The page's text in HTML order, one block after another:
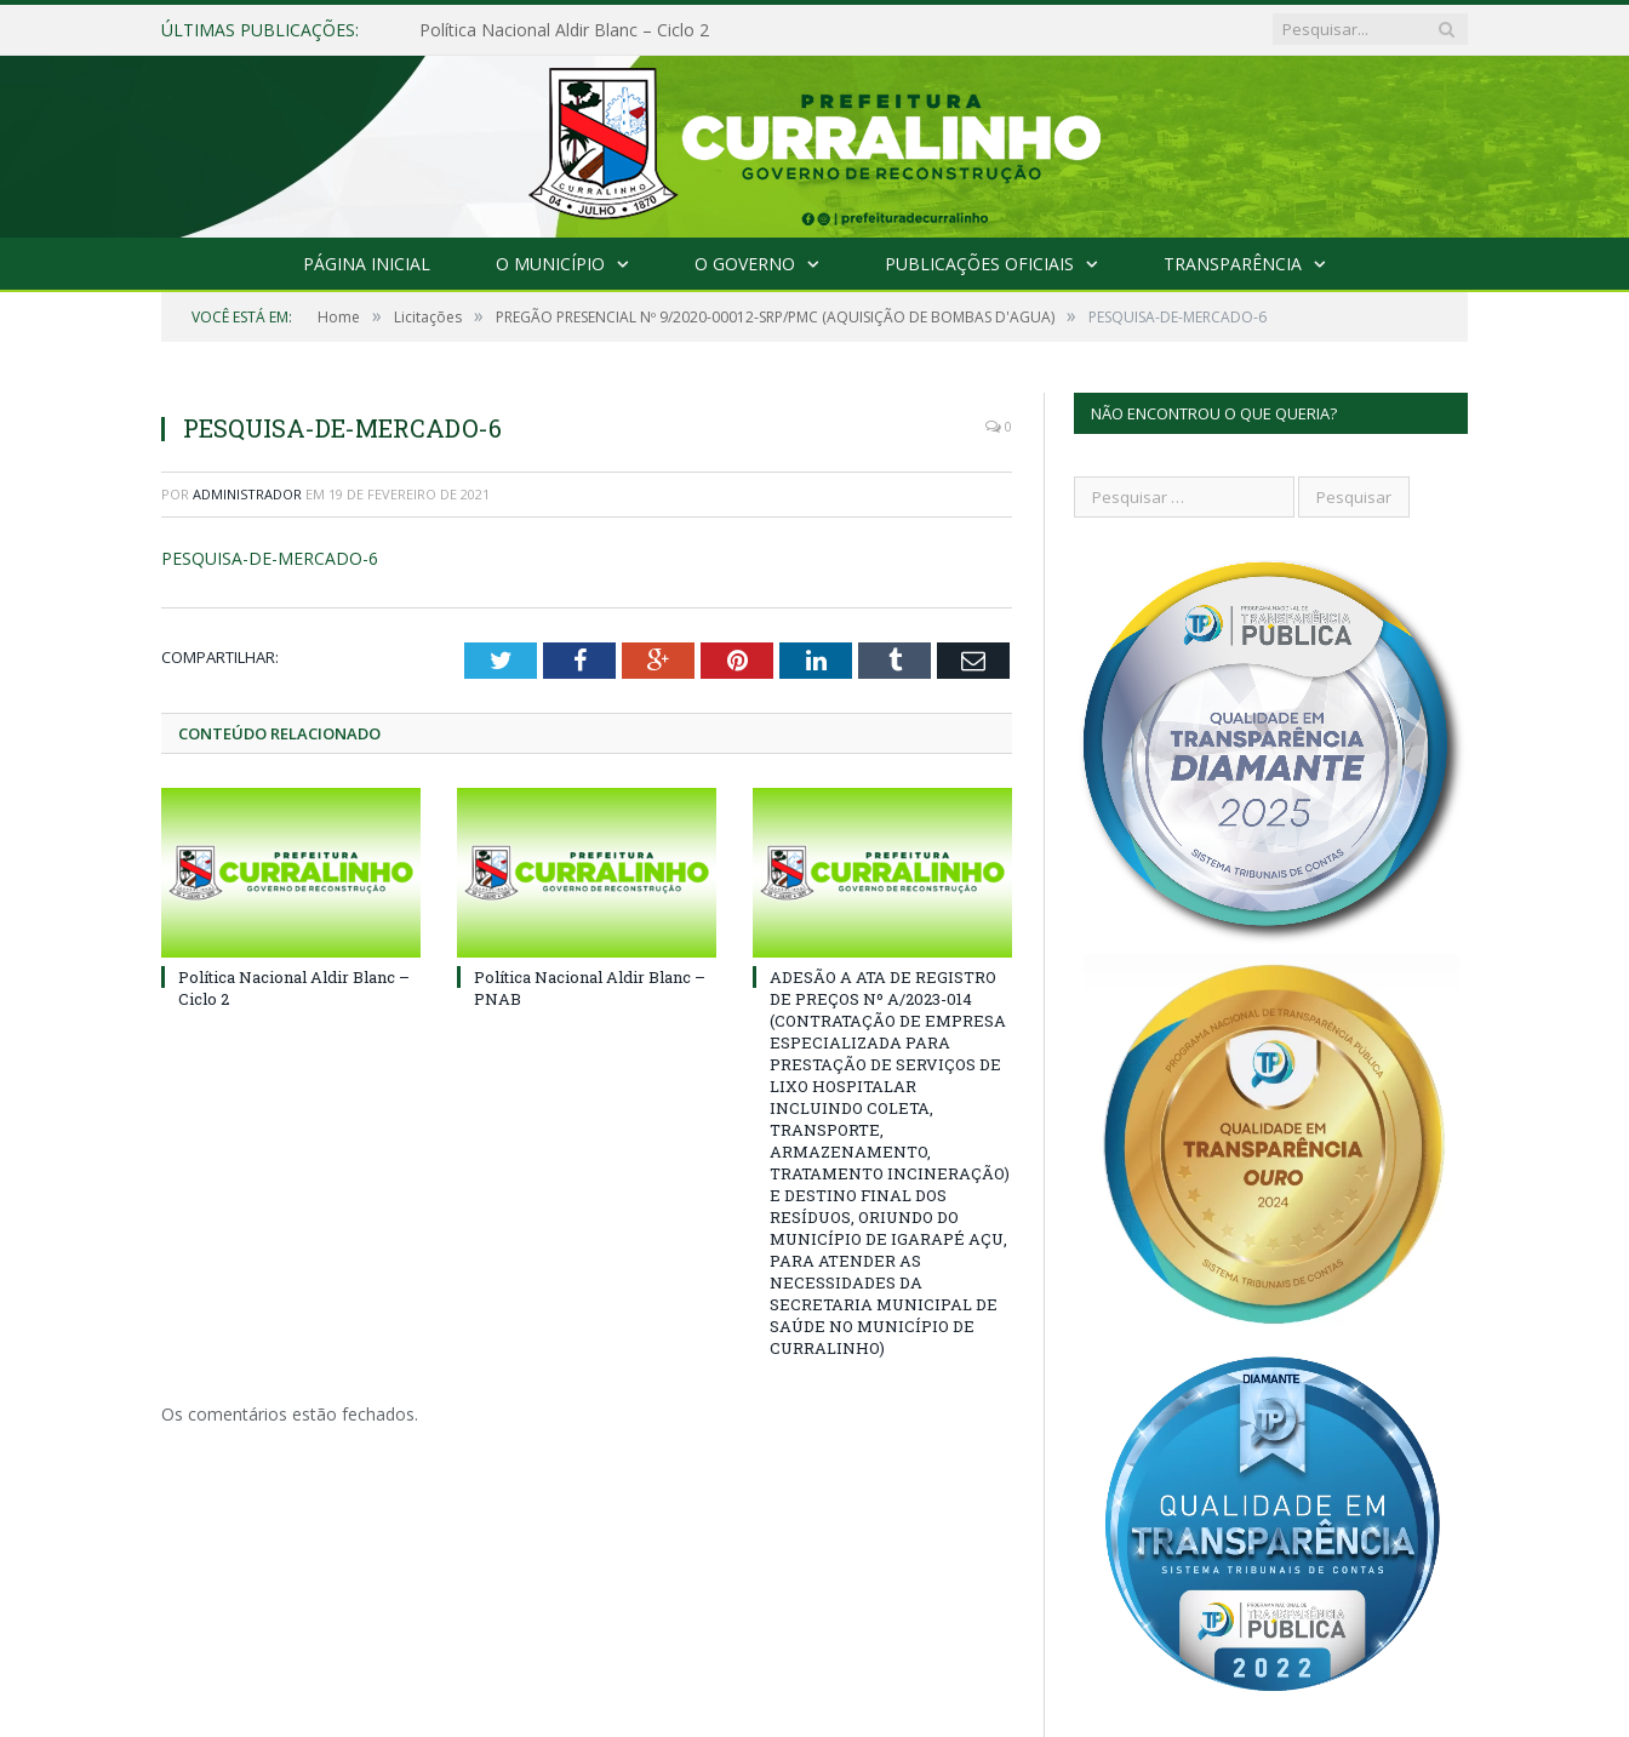
ÚLTIMAS PUBLICAÇÕES: Política Nacional Aldir Blanc – Ciclo 2
PÁGINA INICIAL O MUNICÍPIO O GOVERNO PUBLICAÇÕES OFICIAIS TRANSPARÊNCIA
VOCÊ ESTÁ EM: Home » Licitações » PREGÃO PRESENCIAL Nº 9/2020-00012-SRP/PMC (AQUISIÇÃO DE BOMBAS D'AGUA) » PESQUISA-DE-MERCADO-6
PESQUISA-DE-MERCADO-6 0
POR ADMINISTRADOR EM 19 DE FEVEREIRO DE 2021
PESQUISA-DE-MERCADO-6
COMPARTILHAR: TwitterFacebookGoogle+PinterestLinkedInTumblr Email
CONTEÚDO RELACIONADO
Política Nacional Aldir Blanc –
Ciclo 2
Política Nacional Aldir Blanc –
PNAB
ADESÃO A ATA DE REGISTRO
DE PREÇOS Nº A/2023-014
(CONTRATAÇÃO DE EMPRESA
ESPECIALIZADA PARA
PRESTAÇÃO DE SERVIÇOS DE
LIXO HOSPITALAR
INCLUINDO COLETA,
TRANSPORTE,
ARMAZENAMENTO,
TRATAMENTO INCINERAÇÃO)
E DESTINO FINAL DOS
RESÍDUOS, ORIUNDO DO
MUNICÍPIO DE IGARAPÉ AÇU,
PARA ATENDER AS
NECESSIDADES DA
SECRETARIA MUNICIPAL DE
SAÚDE NO MUNICÍPIO DE
CURRALINHO)
Os comentários estão fechados.
NÃO ENCONTROU O QUE QUERIA?